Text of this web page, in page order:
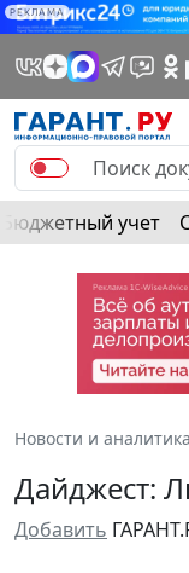
РЕКЛАМА
Бюджетный учет
Новости и аналитика
Дайджест:
Добавить